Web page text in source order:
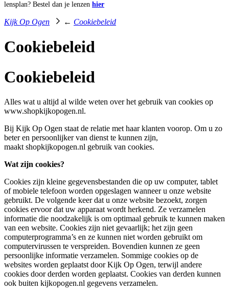
lensplan? Bestel dan je lenzen hier
Kijk Op Ogen ← Cookiebeleid
Cookiebeleid
Cookiebeleid
Alles wat u altijd al wilde weten over het gebruik van cookies op
www.shopkijkopogen.nl.
Bij Kijk Op Ogen staat de relatie met haar klanten voorop. Om u zo
beter en persoonlijker van dienst te kunnen zijn,
maakt shopkijkopogen.nl gebruik van cookies.
Wat zijn cookies?
Cookies zijn kleine gegevensbestanden die op uw computer, tablet
of mobiele telefoon worden opgeslagen wanneer u onze website
gebruikt. De volgende keer dat u onze website bezoekt, zorgen
cookies ervoor dat uw apparaat wordt herkend. Ze verzamelen
informatie die noodzakelijk is om optimaal gebruik te kunnen maken
van een website. Cookies zijn niet gevaarlijk; het zijn geen
computerprogramma’s en ze kunnen niet worden gebruikt om
computervirussen te verspreiden. Bovendien kunnen ze geen
persoonlijke informatie verzamelen. Sommige cookies op de
websites worden geplaatst door Kijk Op Ogen, terwijl andere
cookies door derden worden geplaatst. Cookies van derden kunnen
ook buiten kijkopogen.nl gegevens verzamelen.